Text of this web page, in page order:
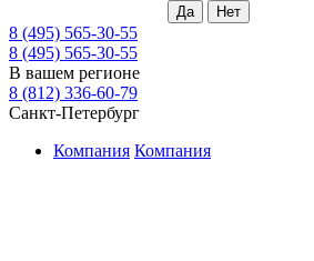
8 (495) 565-30-55
8 (495) 565-30-55
В вашем регионе
8 (812) 336-60-79
Санкт-Петербург
Компания Компания